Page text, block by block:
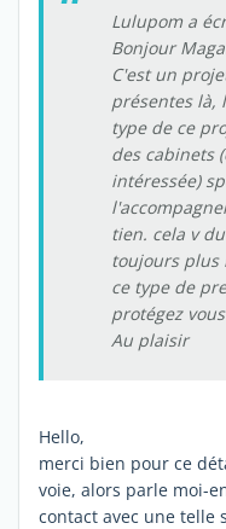
Lulupom a
Bonjour
C'est un
présentes là,
type de ce
des cabinets
intéressée)
tien. cela v
toujours plus
ce type de
protégez
Au plaisir
Hello,
merci bien pour ce
voie, alors parle moi-
contact avec une telle